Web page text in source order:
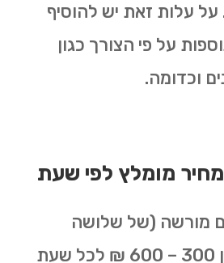
450 ₪. על עלות זאת יש להוסיף
על פי הצורך כגון
וכדומה.
מחיר מומלץ לפי שעת
מורשה (של שלושה
אנשים) ינוע בין 300 – 600 ₪ לכל שעת